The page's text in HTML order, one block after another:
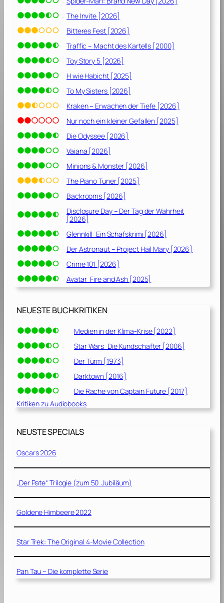
e
h
l
c
h
[
2
0
2
0
]
The Invite [2026]
Bitteres Fest [2026]
Traffic – Macht des Kartells [2000]
Toy Story 5 [2026]
H wie Habicht [2025]
To My Sisters [2026]
Kraken – Erwachen der Tiefe [2026]
Nur noch ein kleiner Gefallen [2025]
Die Odyssee [2026]
Vaiana [2026]
Minions & Monster [2026]
The Piano Tuner [2025]
Backrooms [2026]
Disclosure Day – Der Tag der Wahrheit
[2026]
Glennkill: Ein Schafskrimi [2026]
Der Astronaut – Project Hail Mary [2026]
Crime 101 [2026]
Avatar: Fire and Ash [2025]
NEUESTE BUCHKRITIKEN
Medien in der Klima-Krise [2022]
Star Wars: Die Kundschafter [2006]
Der Turm [1973]
Darktown [2016]
Die Rache von Captain Future [2017]
Kritiken zu Audiobooks
NEUSTE SPECIALS
Oscars 2026
„Der Pate“ Trilogie (zum 50. Jubiläum)
Goldene Himbeere 2022
Star Trek: The Original 4-Movie Collection
Pan Tau – Die komplette Serie